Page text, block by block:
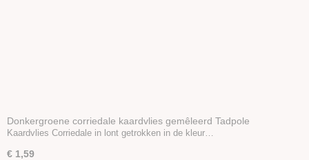
Donkergroene corriedale kaardvlies gemêleerd Tadpole
Kaardvlies Corriedale in lont getrokken in de kleur…
€ 1,59